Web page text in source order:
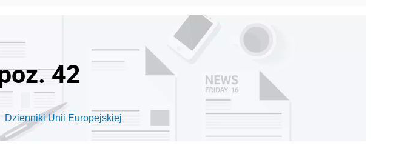
42
Dzienniki Unii Europejskiej